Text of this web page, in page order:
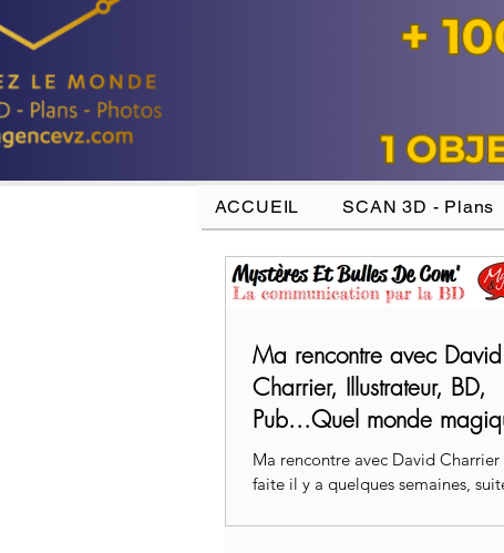
ACCUEIL SCAN 3D - Plans
Ma rencontre avec David
Charrier, Illustrateur, BD,
Pub...Quel monde
Ma rencontre avec David Charrier
faite il y a quelques semaines,
Charente...